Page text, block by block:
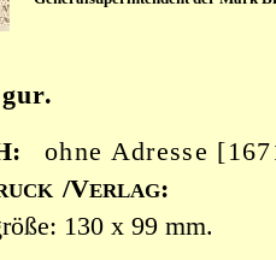
ohne Adresse
/VERLAG:
130 x 99 mm.